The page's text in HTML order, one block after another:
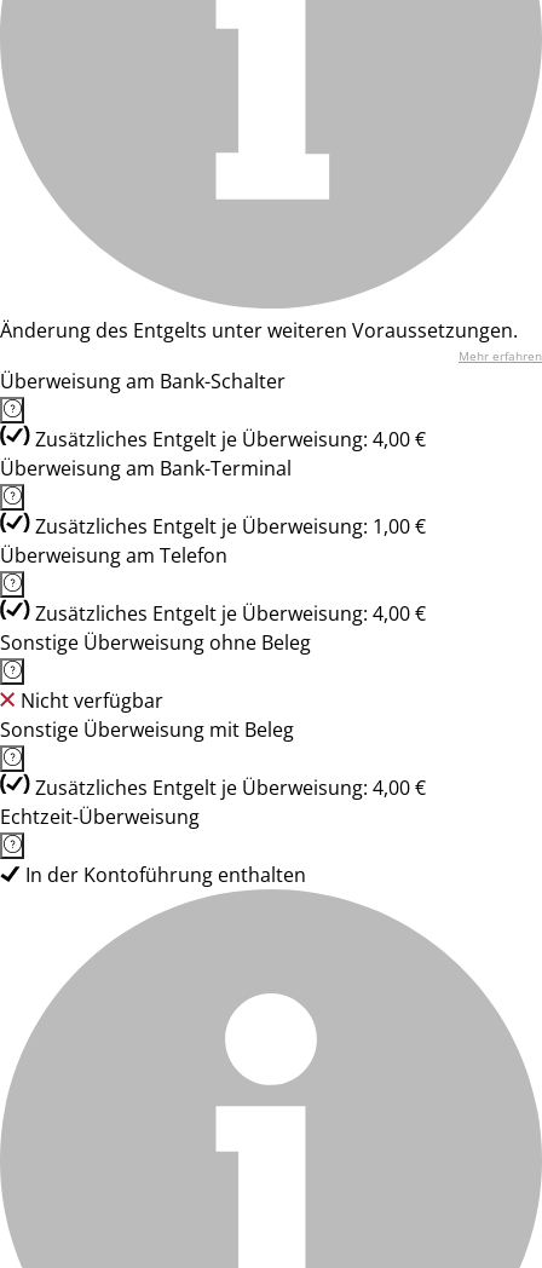
Änderung des Entgelts unter weiteren Voraussetzungen.
Mehr erfahren
Überweisung am Bank-Schalter
Zusätzliches Entgelt je Überweisung: 4,00 €
Überweisung am Bank-Terminal
Zusätzliches Entgelt je Überweisung: 1,00 €
Überweisung am Telefon
Zusätzliches Entgelt je Überweisung: 4,00 €
Sonstige Überweisung ohne Beleg
Nicht verfügbar
Sonstige Überweisung mit Beleg
Zusätzliches Entgelt je Überweisung: 4,00 €
Echtzeit-Überweisung
In der Kontoführung enthalten